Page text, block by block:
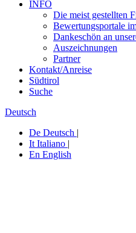
INFO
Die meist gestellten
Bewertungsportale
Dankeschön an
Auszeichnungen
Partner
Kontakt/Anreise
Südtirol
Suche
Deutsch
De Deutsch |
It Italiano |
En English